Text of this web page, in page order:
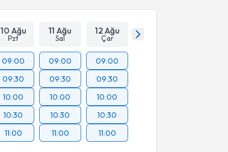
10 Ağu
Pzt
11 Ağu
Sal
12 Ağu
Çar
09:00
09:30
10:00
10:30
11:00
09:00
09:30
10:00
10:30
11:00
09:00
09:30
10:00
10:30
11:00